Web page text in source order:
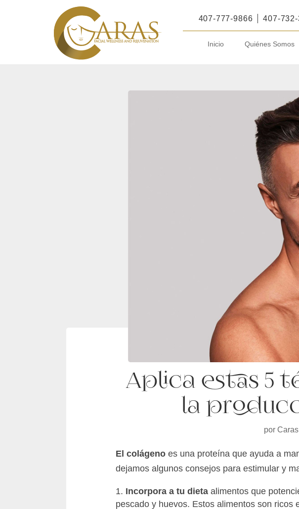
407-777-9866 407-
Inicio Quiénes Somos
Aplica estas 5
la
por
El colágeno es una proteína que ayuda a
dejamos algunos consejos para estimular y
Incorpora a tu dieta alimentos que
pescado y huevos. Estos alimentos son